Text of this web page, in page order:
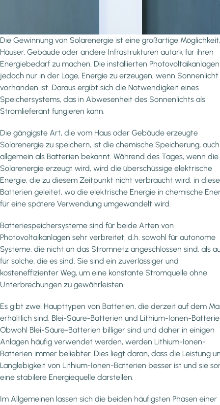
Die Gewinnung von Solarenergie ist eine großartige
Häuser, Gebäude oder andere Infrastrukturen autark für ihren
Energiebedarf zu machen. Die installierten
jedoch nur in der Lage, Energie zu erzeugen, wenn Sonnenlicht
vorhanden ist. Daraus ergibt sich die Notwendigkeit eines
Speichersystems, das in Abwesenheit des Sonnenlichts als
Stromlieferant fungieren kann.
Die gängigste Art, die vom Haus oder Gebäude erzeugte
Solarenergie zu speichern, ist die chemische Speicherung, auch
allgemein als Batterien bekannt. Während des Tages, wenn die
Solarenergie erzeugt wird, wird die überschüssige elektrische
Energie, die zu diesem Zeitpunkt nicht verbraucht wird, in diese
Batterien geleitet, wo die elektrische Energie in chemische
für eine spätere Verwendung umgewandelt wird.
Batteriespeichersysteme sind für beide Arten von
Photovoltaikanlagen sehr verbreitet, d.h. sowohl für autonome
Systeme, die nicht an das Stromnetz angeschlossen sind, als
für solche, die es sind. Sie sind ein zuverlässiger und
kosteneffizienter Weg, um eine konstante Stromquelle ohne
Unterbrechungen zu gewährleisten.
Es gibt zwei Haupttypen von Batterien, die derzeit auf dem
erhältlich sind. Blei-Säure-Batterien und Lithium-Ionen-
Obwohl Blei-Säure-Batterien billiger sind und daher in einigen
Anlagen häufig verwendet werden, werden Lithium-Ionen-
Batterien immer beliebter. Dies liegt daran, dass die Leistung
Langlebigkeit von Lithium-Ionen-Batterien besser ist und sie
eine stabilere Energiequelle darstellen.
Im Allgemeinen lassen sich die beiden häufigsten Phasen einer